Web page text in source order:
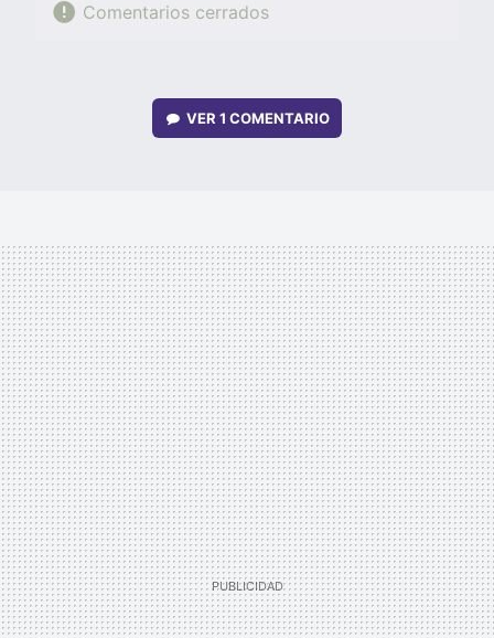
Comentarios cerrados
VER 1 COMENTARIO